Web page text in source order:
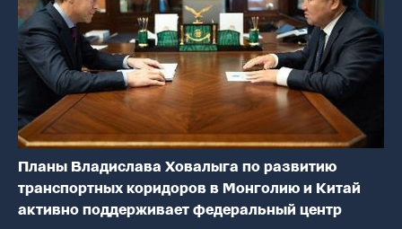
Планы Владислава Ховалыга по развитию
транспортных коридоров в Монголию и Китай
активно поддерживает федеральный центр